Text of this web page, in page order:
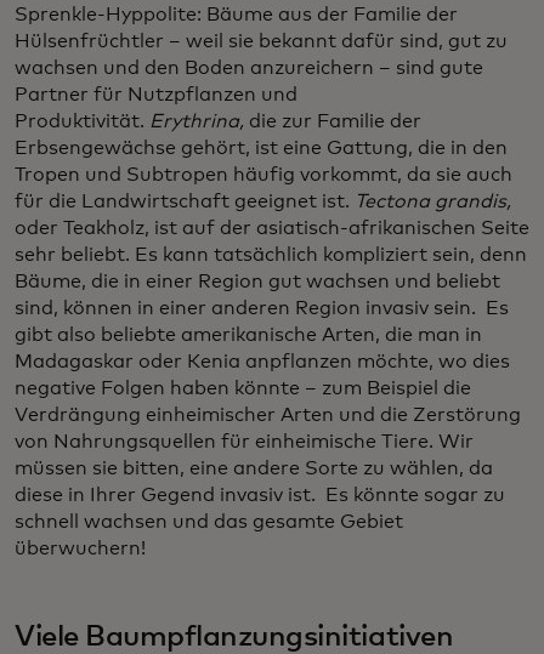
Sprenkle-Hyppolite: Bäume aus der Familie der
Hülsenfrüchtler – weil sie bekannt dafür sind, gut zu
wachsen und den Boden anzureichern – sind gute
Partner für Nutzpflanzen und
Produktivität. Erythrina, die zur Familie der
Erbsengewächse gehört, ist eine Gattung, die in den
Tropen und Subtropen häufig vorkommt, da sie auch
für die Landwirtschaft geeignet ist. Tectona grandis,
oder Teakholz, ist auf der asiatisch-afrikanischen Seite
sehr beliebt. Es kann tatsächlich kompliziert sein, denn
Bäume, die in einer Region gut wachsen und beliebt
sind, können in einer anderen Region invasiv sein. Es
gibt also beliebte amerikanische Arten, die man in
Madagaskar oder Kenia anpflanzen möchte, wo dies
negative Folgen haben könnte – zum Beispiel die
Verdrängung einheimischer Arten und die Zerstörung
von Nahrungsquellen für einheimische Tiere. Wir
müssen sie bitten, eine andere Sorte zu wählen, da
diese in Ihrer Gegend invasiv ist. Es könnte sogar zu
schnell wachsen und das gesamte Gebiet
überwuchern!
Viele Baumpflanzungsinitiativen